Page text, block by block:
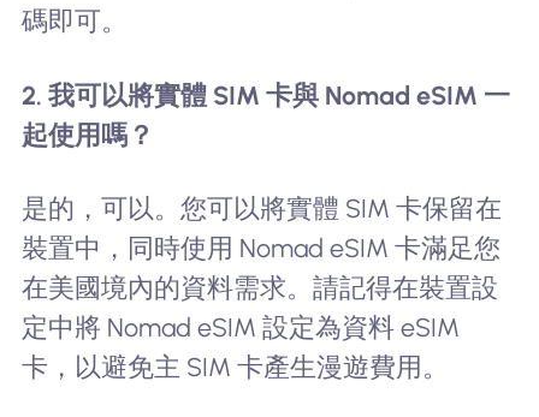
碼即可。
2. 我可以將實體 SIM 卡與 Nomad eSIM 一
起使用嗎？
是的，可以。您可以將實體 SIM 卡保留在
裝置中，同時使用 Nomad eSIM 卡滿足您
在美國境內的資料需求。請記得在裝置設
定中將 Nomad eSIM 設定為資料 eSIM
卡，以避免主 SIM 卡產生漫遊費用。